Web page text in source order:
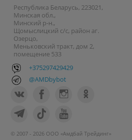
Республика Беларусь, 223021,
Минская обл.,
Минский р-н.,
Щомыслицкий с/с, район аг.
Озерцо,
Меньковский тракт, дом 2,
помещение 533
+375297429429
@AMDbybot
© 2007 - 2026 ООО «Амдбай Трейдинг»